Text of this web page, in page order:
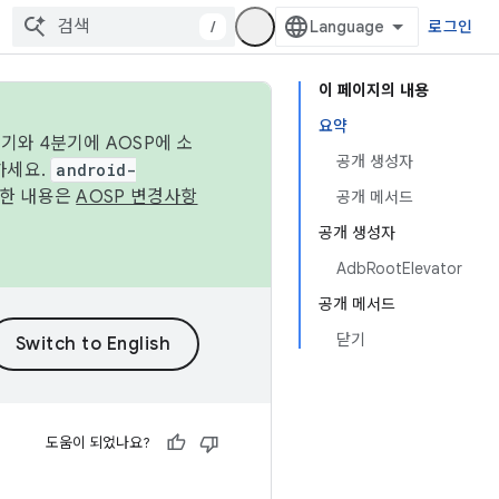
/ 로그인
이 페이지의 내용
요약
공개 생성자
공개 메서드
공개 생성자
AdbRootElevator
공개 메서드
닫기
와 4분기에 AOSP에 소
세요. android-
내용은AOSP 변경사항
도움이 되었나요?